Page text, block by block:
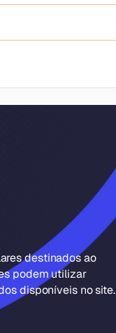
destinados ao
podem utilizar
disponíveis no site.